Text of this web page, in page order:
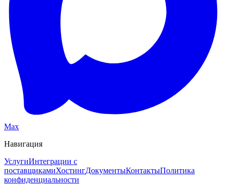
Max
Навигация
УслугиИнтеграции с
поставщикамиХостингДокументыКонтактыПолитика
конфиденциальности